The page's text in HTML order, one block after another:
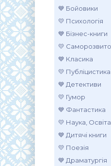
💙 Бойовики
💛 Психологія
💙 Бізнес-книги
💛
💙 Класика
💛 Публіцистика
💙 Детективи
💛 Гумор
💙 Фантастика
💛 Наука, Освіта
💙 Дитячі книги
💛 Поезія
💙 Драматургія